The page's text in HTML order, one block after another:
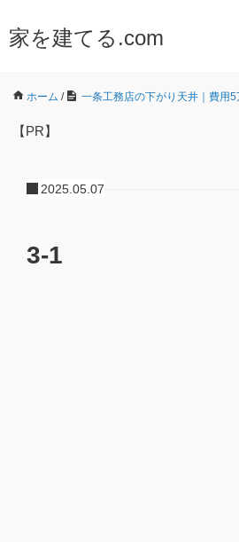
家を建てる.com
ホーム / 一条工務店の下がり天井｜費用
【PR】
2025.05.07
3-1